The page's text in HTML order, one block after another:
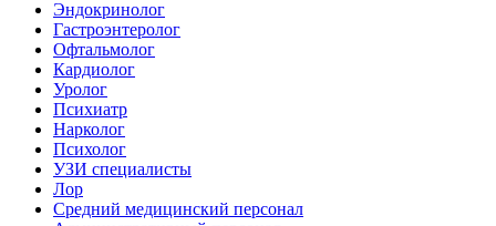
Эндокринолог
Гастроэнтеролог
Офтальмолог
Кардиолог
Уролог
Психиатр
Нарколог
Психолог
УЗИ специалисты
Лор
Средний медицинский персонал